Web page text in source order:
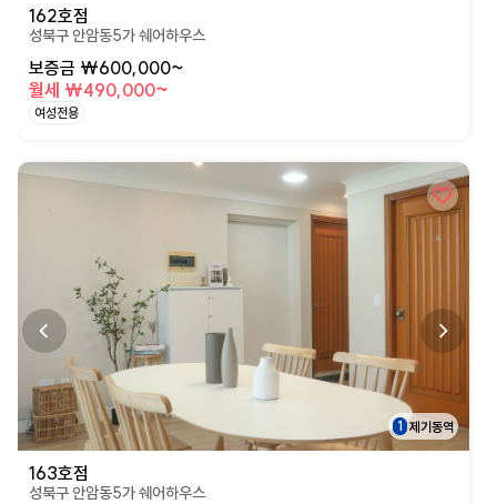
162호점
성북구 안암동5가 쉐어하우스
보증금 ₩600,000~
월세 ₩490,000~
여성전용
1 제기동역
163호점
성북구 안암동5가 쉐어하우스
상세페이지로 이동